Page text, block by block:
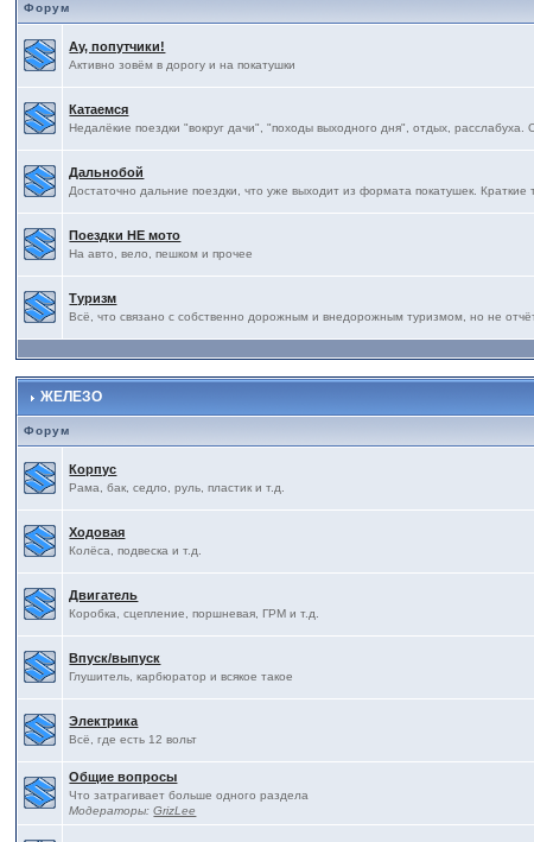
Форум
Ау, попутчики!
Активно зовём в дорогу и на покатушки
Катаемся
Недалёкие поездки "вокруг дачи", "походы выходного дня", отдых, расслабуха.
Дальнобой
Достаточно дальние поездки, что уже выходит из формата покатушек. Краткие
Поездки НЕ мото
На авто, вело, пешком и прочее
Туризм
Всё, что связано с собственно дорожным и внедорожным туризмом, но не
ЖЕЛЕЗО
Форум
Корпус
Рама, бак, седло, руль, пластик и т.д.
Ходовая
Колёса, подвеска и т.д.
Двигатель
Коробка, сцепление, поршневая, ГРМ и т.д.
Впуск/выпуск
Глушитель, карбюратор и всякое такое
Электрика
Всё, где есть 12 вольт
Общие вопросы
Что затрагивает больше одного раздела
Модераторы:GrizLee